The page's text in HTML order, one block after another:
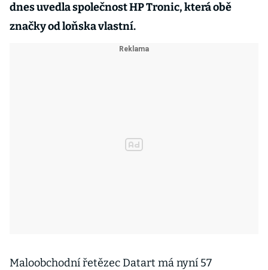
dnes uvedla společnost HP Tronic, která obě
značky od loňska vlastní.
Maloobchodní řetězec Datart má nyní 57